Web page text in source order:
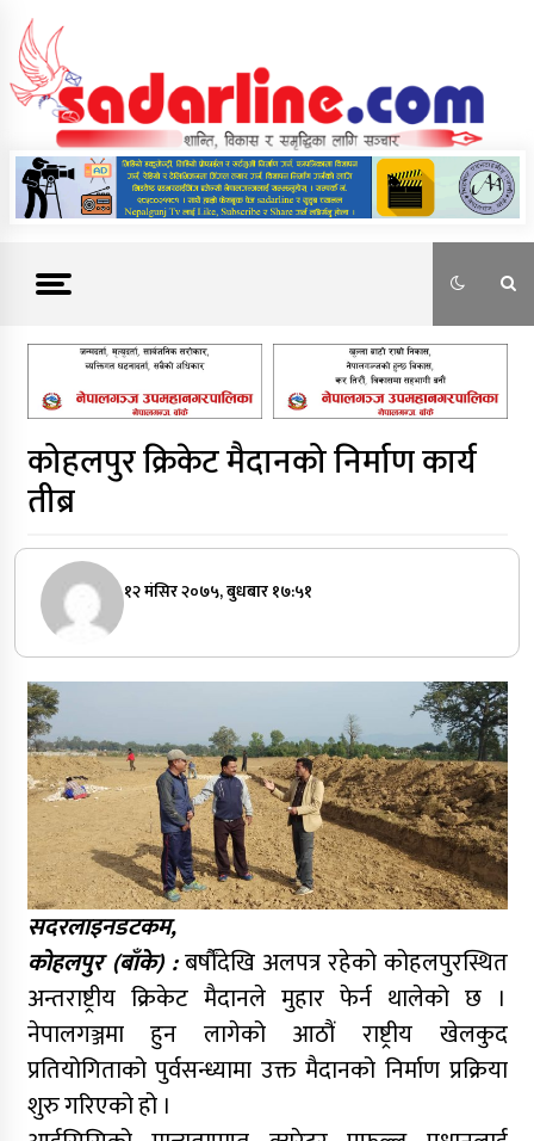
content
News For Nepal
कोहलपुर क्रिकेट मैदानको निर्माण कार्य
तीब्र
१२ मंसिर २०७५, बुधबार १७:५१
सदरलाइनडटकम,
कोहलपुर (बाँके) :बर्षौंदेखि अलपत्र रहेको कोहलपुरस्थित
अन्तराष्ट्रीय क्रिकेट मैदानले मुहार फेर्न थालेको छ ।
नेपालगञ्जमा हुन लागेको आठौं राष्ट्रीय खेलकुद
प्रतियोगिताको पुर्वसन्ध्यामा उक्त मैदानको निर्माण प्रक्रिया
शुरु गरिएको हो ।